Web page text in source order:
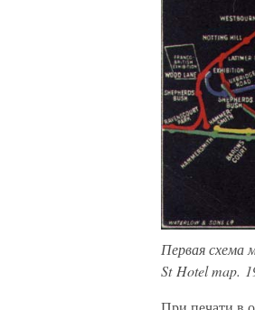
Первая схема
St Hotel map.